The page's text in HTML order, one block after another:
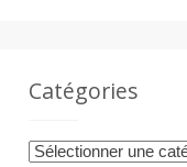
Catégories
Catégories